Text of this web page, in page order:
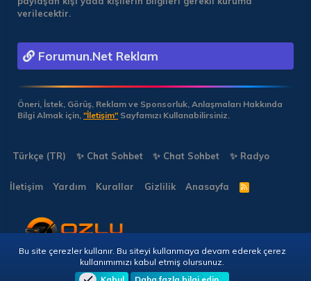
verilecektir.
Forumun.Net Reklam
Öneri, İstek, Görüş, Reklam ve Sponsorluk, Anlaşmaları Hakkında
Bilgi Almak için, "İletişim" Sayfamızı Kullanabilirsiniz.
Türkçe (TR) ✨ Chat Sohbet ✨ Chat Sohbet ✨ Radyo
İletişim Yardım Kurallar Gizlilik Anasayfa
R
S
Copyright © 2026 🎭 Forumun.NET - Tüm Hakları Saklıdır!
Bu site çerezler kullanır. Bu siteyi kullanmaya devam ederek çerez
kullanımımızı kabul etmiş olursunuz.